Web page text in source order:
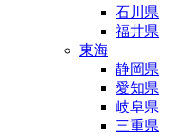
石川県
福井県
東海
静岡県
愛知県
岐阜県
三重県